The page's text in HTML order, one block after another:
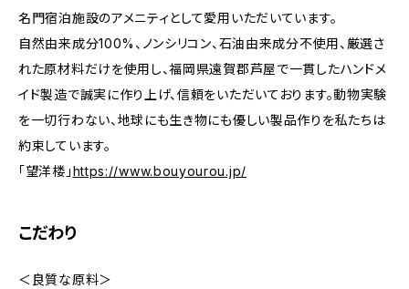
名門宿泊施設のアメニティとして愛用いただいています。
自然由来成分100%、ノンシリコン、石油由来成分不使用、厳選さ
れた原材料だけを使用し、福岡県遠賀郡芦屋で一貫したハンドメ
イド製造で誠実に作り上げ、信頼をいただいております。動物実験
を一切行わない、地球にも生き物にも優しい製品作りを私たちは
約束しています。
「望洋楼」https://www.bouyourou.jp/
こだわり
＜良質な原料＞